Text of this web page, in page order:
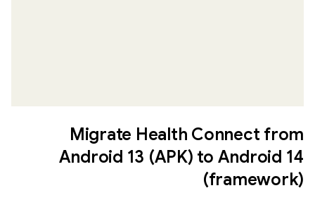
Migrate Health Connect from
Android 13 (APK) to Android 14
(framework)